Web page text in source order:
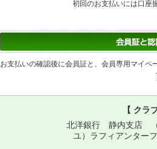
初回のお支払いには口座
お支払いの確認後に会員証と、会員専用マイペ
【 クラ
北洋銀行 静内支店 （
ユ）ラフィアンター